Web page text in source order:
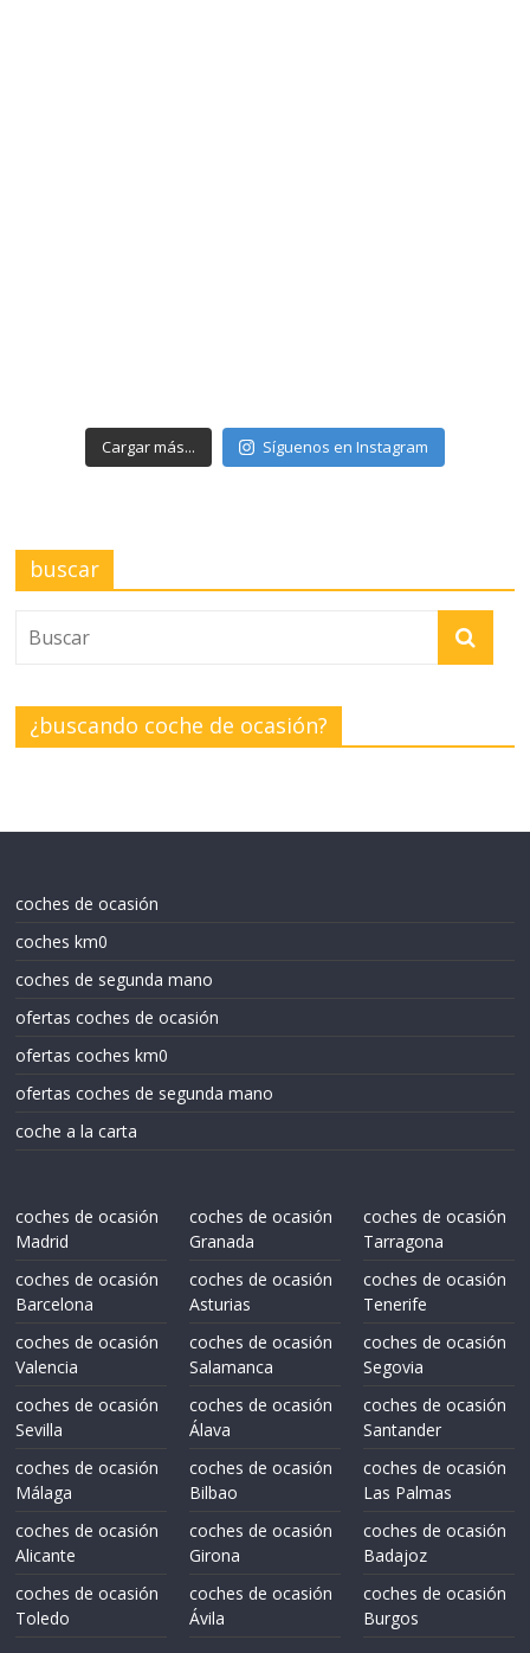
Cargar más... Síguenos en Instagram
buscar
¿buscando coche de ocasión?
coches de ocasión
coches km0
coches de segunda mano
ofertas coches de ocasión
ofertas coches km0
ofertas coches de segunda mano
coche a la carta
coches de ocasión
Madrid
coches de ocasión
Barcelona
coches de ocasión
Valencia
coches de ocasión
Sevilla
coches de ocasión
Málaga
coches de ocasión
Alicante
coches de ocasión
Toledo
coches de ocasión
Granada
coches de ocasión
Asturias
coches de ocasión
Salamanca
coches de ocasión
Álava
coches de ocasión
Bilbao
coches de ocasión
Girona
coches de ocasión
Ávila
coches de ocasión
Tarragona
coches de ocasión
Tenerife
coches de ocasión
Segovia
coches de ocasión
Santander
coches de ocasión
Las Palmas
coches de ocasión
Badajoz
coches de ocasión
Burgos